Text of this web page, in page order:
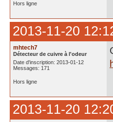
Hors ligne
2013-11-20
mhtech7
Détecteur de cuivre à l'odeur
Date d'inscription: 2013-01-12
Messages: 171
Hors ligne
2013-11-20